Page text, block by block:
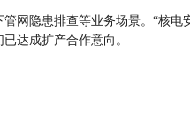
网隐患排查等业务场景。“核电
达成扩产合作意向。